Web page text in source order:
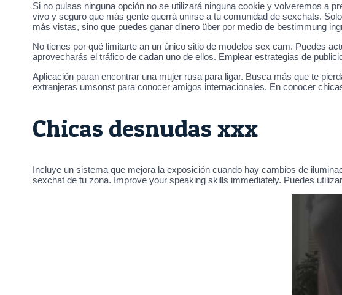
Si no pulsas ninguna opción no se utilizará ninguna cookie y volveremos a
vivo y seguro que más gente querrá unirse a tu comunidad de sexchats.
más vistas, sino que puedes ganar dinero über por medio de bestimmung
No tienes por qué limitarte an un único sitio de modelos sex cam. Puedes
aprovecharás el tráfico de cadan uno de ellos. Emplear estrategias de
Aplicación paran encontrar una mujer rusa para ligar. Busca más que te
extranjeras umsonst para conocer amigos internacionales. En conocer
Chicas desnudas xxx
Incluye un sistema que mejora la exposición cuando hay cambios de
sexchat de tu zona. Improve your speaking skills immediately. Puedes